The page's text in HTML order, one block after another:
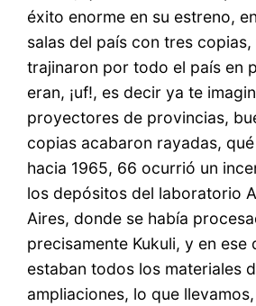
éxito enorme en su estreno,
salas del país con tres
trajinaron por todo el país en
eran, ¡uf!, es decir ya te
proyectores de provincias,
copias acabaron rayadas,
hacia 1965, 66 ocurrió un
los depósitos del laboratorio
Aires, donde se había
precisamente Kukuli, y en ese
estaban todos los materiales
ampliaciones, lo que